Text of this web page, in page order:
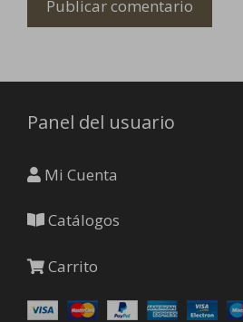
Panel del usuario
Mi Cuenta
Catálogos
Carrito